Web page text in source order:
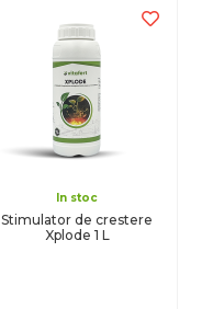
In stoc
Stimulator de crestere
Xplode 1 L